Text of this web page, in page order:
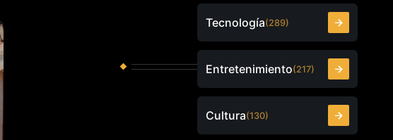
Tecnología(289)
Entretenimiento(217)
Cultura(130)